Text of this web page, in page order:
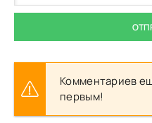
Комментариев
первым!